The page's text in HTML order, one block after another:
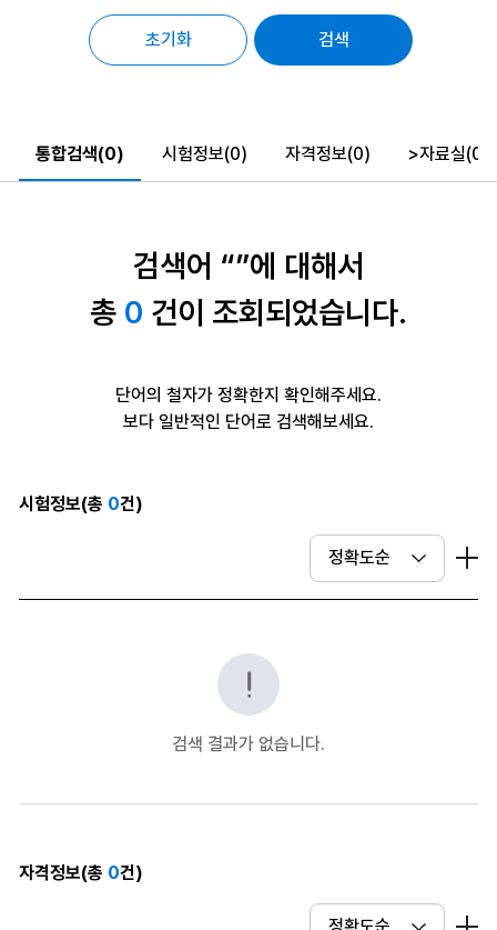
초기화 검색
통합검색(0) 시험정보(0) 자격정보(0) >자료실(0)
검색어 “”에 대해서
총 0 건이 조회되었습니다.
단어의 철자가 정확한지 확인해주세요.
보다 일반적인 단어로 검색해보세요.
시험정보(총 0건)
검색 결과가 없습니다.
자격정보(총 0건)